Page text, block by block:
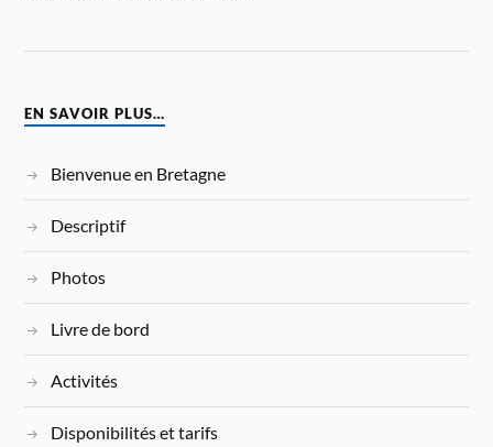
EN SAVOIR PLUS…
Bienvenue en Bretagne
Descriptif
Photos
Livre de bord
Activités
Disponibilités et tarifs